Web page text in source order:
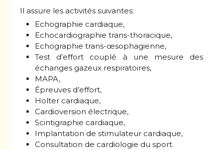
Il assure les activités suivantes:
Echographie cardiaque,
Echocardiographie trans-thoracique,
Echographie trans-œsophagienne,
Test d’effort couplé à une mesure des
échanges gazeux respiratoires,
MAPA,
Épreuves d’effort,
Holter cardiaque,
Cardioversion électrique,
Scintigraphie cardiaque,
Implantation de stimulateur cardiaque,
Consultation de cardiologie du sport.